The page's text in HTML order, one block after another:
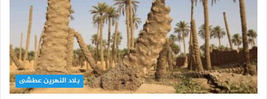
بلاد النهرين عطشى